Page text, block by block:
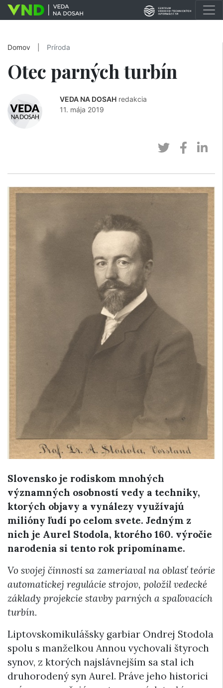
Domov Príroda
Otec parných turbín
VEDA NA DOSAH redakcia
11. mája 2019
Slovensko je rodiskom mnohých
významných osobností vedy a techniky,
ktorých objavy a vynálezy využívajú
milióny ľudí po celom svete. Jedným z
nich je Aurel Stodola, ktorého 160. výročie
narodenia si tento rok pripomíname.
Vo svojej činnosti sa zameriaval na oblasť teórie
automatickej regulácie strojov, položil vedecké
základy projekcie stavby parných a spaľovacích
turbín.
Liptovskomikulášsky garbiar Ondrej Stodola
spolu s manželkou Annou vychovali štyroch
synov, z ktorých najslávnejším sa stal ich
druhorodený syn Aurel. Práve jeho historici